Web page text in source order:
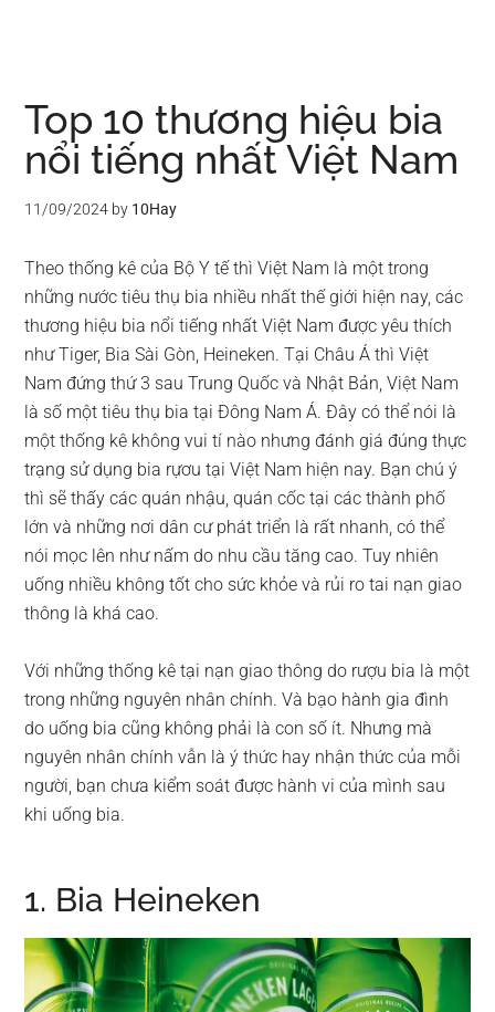
Top 10 thương hiệu bia
nổi tiếng nhất Việt Nam
11/09/2024 by 10Hay
Theo thống kê của Bộ Y tế thì Việt Nam là một trong
những nước tiêu thụ bia nhiều nhất thế giới hiện nay, các
thương hiệu bia nổi tiếng nhất Việt Nam được yêu thích
như Tiger, Bia Sài Gòn, Heineken. Tại Châu Á thì Việt
Nam đứng thứ 3 sau Trung Quốc và Nhật Bản, Việt Nam
là số một tiêu thụ bia tại Đông Nam Á. Đây có thể nói là
một thống kê không vui tí nào nhưng đánh giá đúng thực
trạng sử dụng bia rựơu tại Việt Nam hiện nay. Bạn chú ý
thì sẽ thấy các quán nhậu, quán cốc tại các thành phố
lớn và những nơi dân cư phát triển là rất nhanh, có thể
nói mọc lên như nấm do nhu cầu tăng cao. Tuy nhiên
uống nhiều không tốt cho sức khỏe và rủi ro tai nạn giao
thông là khá cao.
Với những thống kê tại nạn giao thông do rượu bia là một
trong những nguyên nhân chính. Và bạo hành gia đình
do uống bia cũng không phải là con số ít. Nhưng mà
nguyên nhân chính vẫn là ý thức hay nhận thức của mỗi
người, bạn chưa kiểm soát được hành vi của mình sau
khi uống bia.
1. Bia Heineken